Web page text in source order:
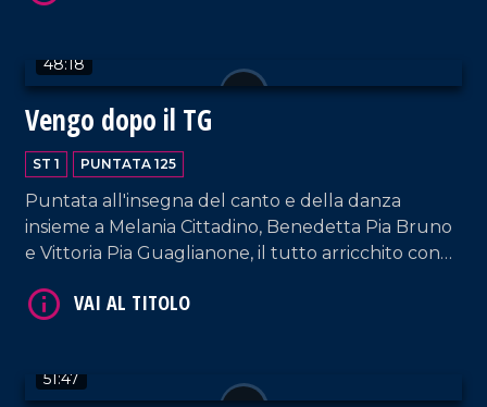
48:18
Vengo dopo il TG
ST 1 PUNTATA 125
Puntata all'insegna del canto e della danza
insieme a Melania Cittadino, Benedetta Pia Bruno
e Vittoria Pia Guaglianone, il tutto arricchito con
accoglienza del padrone di casa, Francesco
51:47